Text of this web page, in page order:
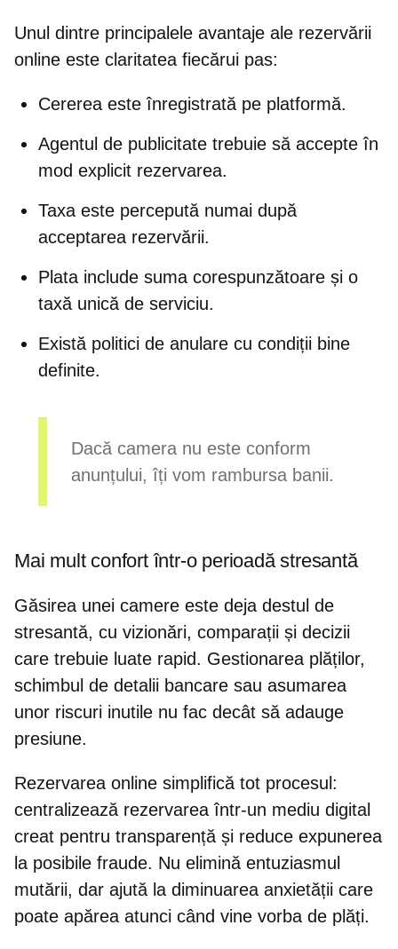
Unul dintre principalele avantaje ale rezervării
online este claritatea fiecărui pas:
Cererea este înregistrată pe platformă.
Agentul de publicitate trebuie să accepte în
mod explicit rezervarea.
Taxa este percepută numai după
acceptarea rezervării.
Plata include suma corespunzătoare și o
taxă unică de serviciu.
Există politici de anulare cu condiții bine
definite.
Dacă camera nu este conform
anunțului, îți vom rambursa banii.
Mai mult confort într-o perioadă stresantă
Găsirea unei camere este deja destul de
stresantă, cu vizionări, comparații și decizii
care trebuie luate rapid. Gestionarea plăților,
schimbul de detalii bancare sau asumarea
unor riscuri inutile nu fac decât să adauge
presiune.
Rezervarea online simplifică tot procesul:
centralizează rezervarea într-un mediu digital
creat pentru transparență și reduce expunerea
la posibile fraude. Nu elimină entuziasmul
mutării, dar ajută la diminuarea anxietății care
poate apărea atunci când vine vorba de plăți.